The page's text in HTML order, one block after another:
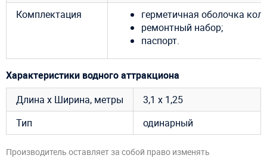
Комплектация
герметичная оболочка
ремонтный набор;
паспорт.
Характеристики водного аттракциона
Длина х Ширина, метры
3,1 х 1,25
Тип
одинарный
Производитель оставляет за собой право изменять